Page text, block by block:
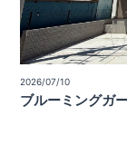
2026/07/10
ブルーミングガ